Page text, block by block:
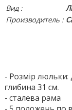
Вид :
Производитель :
- Розмір
глибина 31 см.
- сталева рама